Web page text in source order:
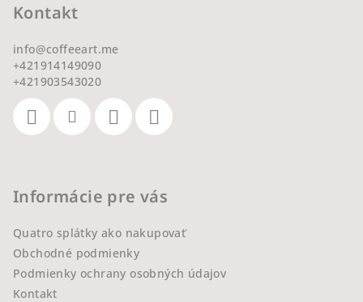
Kontakt
info@coffeeart.me
+421914149090
+421903543020
Informácie pre vás
Quatro splátky ako nakupovať
Obchodné podmienky
Podmienky ochrany osobných údajov
Kontakt